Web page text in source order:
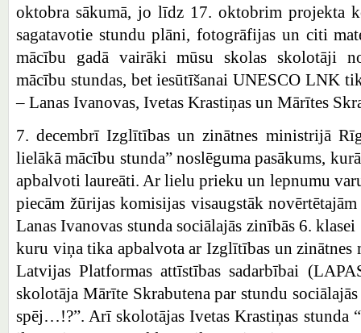
oktobra sākumā, jo līdz 17. oktobrim projekta
sagatavotie stundu plāni, fotogrāfijas un citi
mācību gadā vairāki mūsu skolas skolotāji
mācību stundas, bet iesūtīšanai UNESCO LNK
– Lanas Ivanovas, Ivetas Krastiņas un Mārītes
7. decembrī Izglītības un zinātnes ministrijā
lielākā mācību stunda” noslēguma pasākums,
apbalvoti laureāti. Ar lielu prieku un lepnumu
piecām žūrijas komisijas visaugstāk
Lanas Ivanovas stunda sociālajās zinībās 6.
kuru viņa tika apbalvota ar Izglītības un zinātnes
Latvijas Platformas attīstības sadarbībai
skolotāja Mārīte Skrabutena par stundu
spēj…!?”. Arī skolotājas Ivetas Krastiņas stunda